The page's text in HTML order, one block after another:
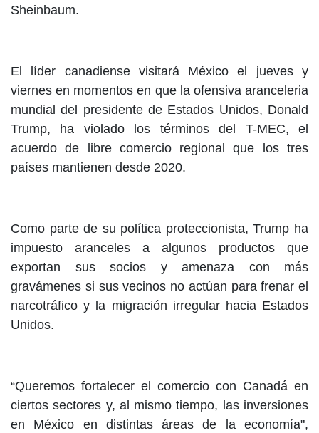
Sheinbaum.
El líder canadiense visitará México el jueves y
viernes en momentos en que la ofensiva aranceleria
mundial del presidente de Estados Unidos, Donald
Trump, ha violado los términos del T-MEC, el
acuerdo de libre comercio regional que los tres
países mantienen desde 2020.
Como parte de su política proteccionista, Trump ha
impuesto aranceles a algunos productos que
exportan sus socios y amenaza con más
gravámenes si sus vecinos no actúan para frenar el
narcotráfico y la migración irregular hacia Estados
Unidos.
“Queremos fortalecer el comercio con Canadá en
ciertos sectores y, al mismo tiempo, las inversiones
en México en distintas áreas de la economía",